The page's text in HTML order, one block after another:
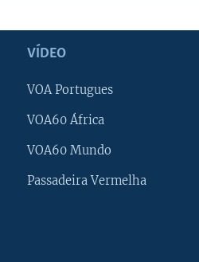
VÍDEO
VOA Portugues
VOA60 África
VOA60 Mundo
Passadeira Vermelha